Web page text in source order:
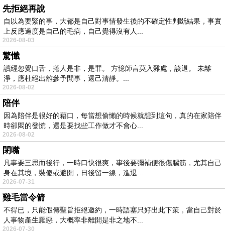
先拒絕再說
自以為要緊的事，大都是自己對事情發生後的不確定性判斷結果，事實
上反應過度是自己的毛病，自己覺得沒有人...
2026-08-03
驚懺
讀經忽覺口舌，捲人是非，是罪。 方憶師言莫入雜處，該退。 未離
淨，應杜絕出離參予閒事，還己清靜。...
2026-08-02
陪伴
因為陪伴是很好的藉口，每當想偷懶的時候就想到這句，真的在家陪伴
時卻悶的發慌，還是要找些工作做才不會心...
2026-08-02
閉嘴
凡事要三思而後行，一時口快很爽，事後要彌補便很傷腦筋，尤其自己
身在其境，裝傻或避開，日後留一線，進退...
2026-07-31
雞毛當令箭
不得已，只能假傳聖旨拒絕邀約，一時語塞只好出此下策，當自己對於
人事物產生厭惡，大概率非離開是非之地不...
2026-07-30